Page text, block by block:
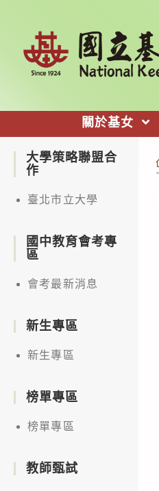
關於基女
大學策略聯盟合
作
臺北市立大學
國中教育會考專
區
會考最新消息
新生專區
新生專區
榜單專區
榜單專區
教師甄試